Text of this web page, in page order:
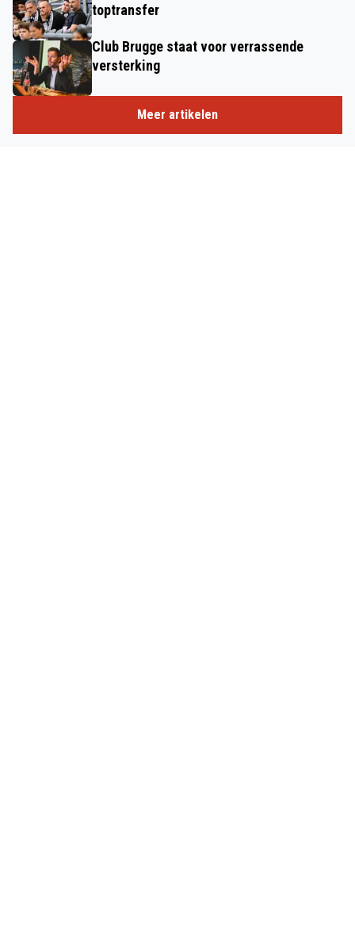
toptransfer
Club Brugge staat voor verrassende
versterking
Meer artikelen